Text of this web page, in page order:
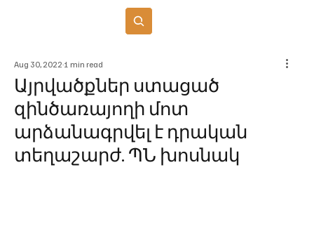
Այրվածքներ ստացած
զինծառայողի մոտ
արձանագրվել է դրական
տեղաշարժ. ՊՆ խոսնակ
Aug 30, 2022 1 min read